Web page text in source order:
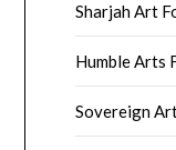
Sharjah Art
Humble Arts
Sovereign